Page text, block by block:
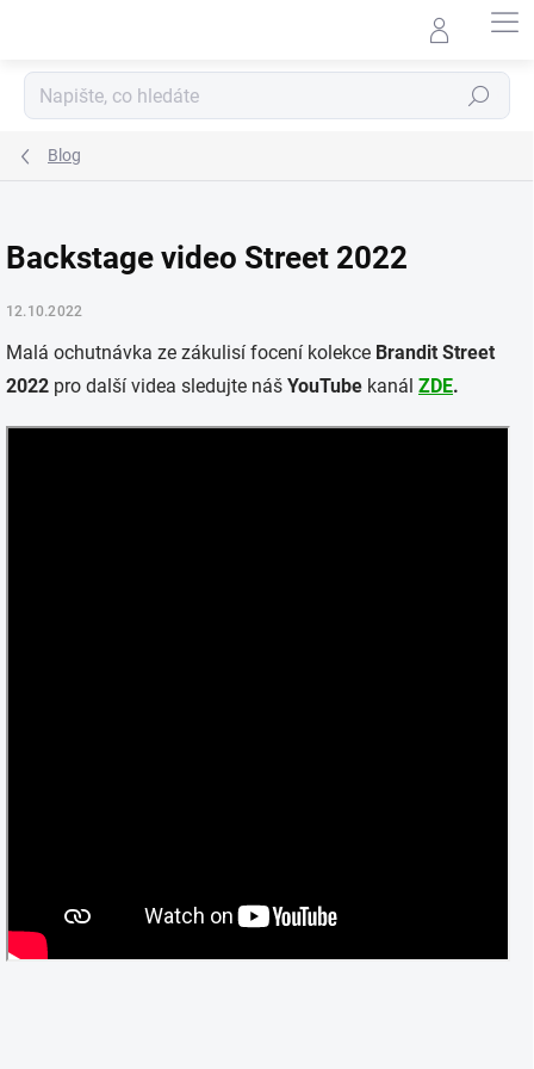
Hledat
Blog
Backstage video Street 2022
12.10.2022
Malá ochutnávka ze zákulisí focení kolekce Brandit Street
2022 pro další videa sledujte náš YouTube kanál ZDE.